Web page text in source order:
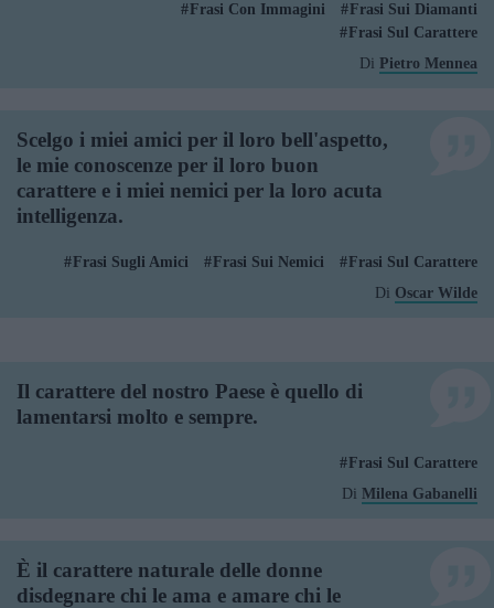
Frasi Con Immagini
Frasi Sui Diamanti
Frasi Sul Carattere
Di Pietro Mennea
Scelgo i miei amici per il loro bell'aspetto,
le mie conoscenze per il loro buon
carattere e i miei nemici per la loro acuta
intelligenza.
Frasi Sugli Amici Frasi Sui Nemici
Frasi Sul Carattere
Di Oscar Wilde
Il carattere del nostro Paese è quello di
lamentarsi molto e sempre.
Frasi Sul Carattere
Di Milena Gabanelli
È il carattere naturale delle donne
disdegnare chi le ama e amare chi le